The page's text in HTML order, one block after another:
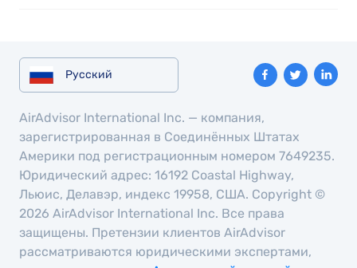
Русский
AirAdvisor International Inc. — компания,
зарегистрированная в Соединённых Штатах
Америки под регистрационным номером 7649235.
Юридический адрес: 16192 Coastal Highway,
Льюис, Делавэр, индекс 19958, США. Copyright ©
2026 AirAdvisor International Inc. Все права
защищены. Претензии клиентов AirAdvisor
рассматриваются юридическими экспертами,